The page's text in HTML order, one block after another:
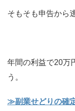
そもそも申告から
年間の利益で20万
う。
≫副業せどりの確